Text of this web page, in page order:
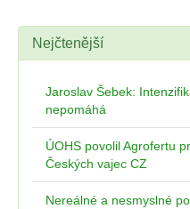
Nejčtenější
Jaroslav Šebek:
nepomáhá
ÚOHS povolil Agrofertu
Českých vajec CZ
Nereálné a nesmyslné